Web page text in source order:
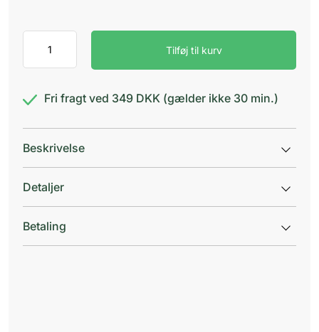
Daily
antal
Tilføj til kurv
Fri fragt ved 349 DKK (gælder ikke 30 min.)
Beskrivelse
Detaljer
Betaling